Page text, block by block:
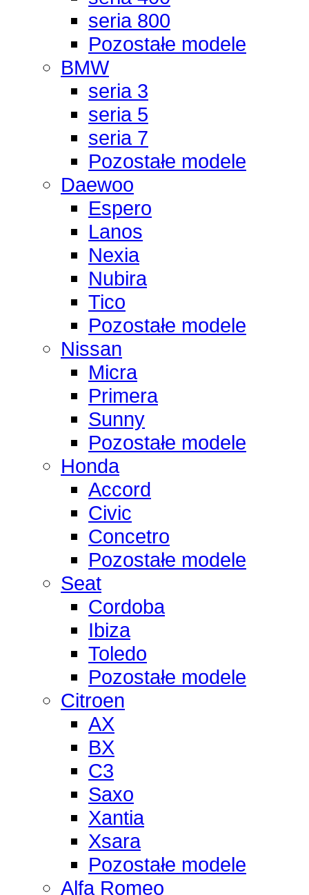
seria 800
Pozostałe modele
BMW
seria 3
seria 5
seria 7
Pozostałe modele
Daewoo
Espero
Lanos
Nexia
Nubira
Tico
Pozostałe modele
Nissan
Micra
Primera
Sunny
Pozostałe modele
Honda
Accord
Civic
Concetro
Pozostałe modele
Seat
Cordoba
Ibiza
Toledo
Pozostałe modele
Citroen
AX
BX
C3
Saxo
Xantia
Xsara
Pozostałe modele
Alfa Romeo